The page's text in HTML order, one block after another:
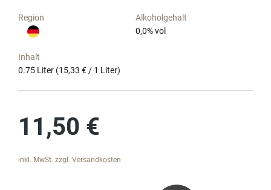
Region
Alkoholgehalt
0,0% vol
Inhalt
0.75 Liter (15,33 € / 1 Liter)
11,50 €
inkl. MwSt. zzgl. Versandkosten